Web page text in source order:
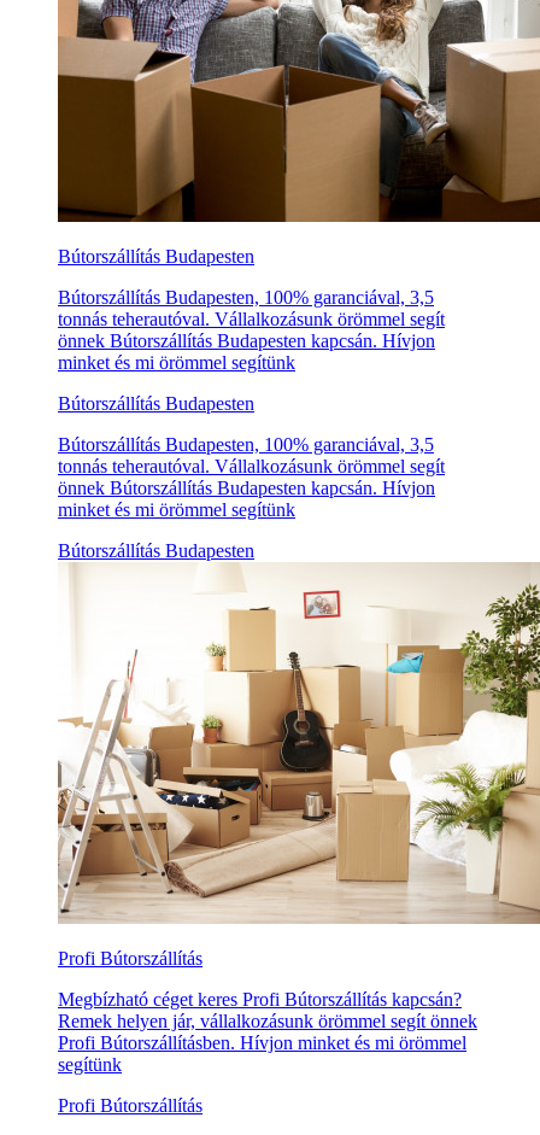
Bútorszállítás Budapesten
Bútorszállítás Budapesten, 100% garanciával, 3,5
tonnás teherautóval. Vállalkozásunk örömmel segít
önnek Bútorszállítás Budapesten kapcsán. Hívjon
minket és mi örömmel segítünk
Bútorszállítás Budapesten
Bútorszállítás Budapesten, 100% garanciával, 3,5
tonnás teherautóval. Vállalkozásunk örömmel segít
önnek Bútorszállítás Budapesten kapcsán. Hívjon
minket és mi örömmel segítünk
Bútorszállítás Budapesten
Profi Bútorszállítás
Megbízható céget keres Profi Bútorszállítás kapcsán?
Remek helyen jár, vállalkozásunk örömmel segít önnek
Profi Bútorszállításben. Hívjon minket és mi örömmel
segítünk
Profi Bútorszállítás